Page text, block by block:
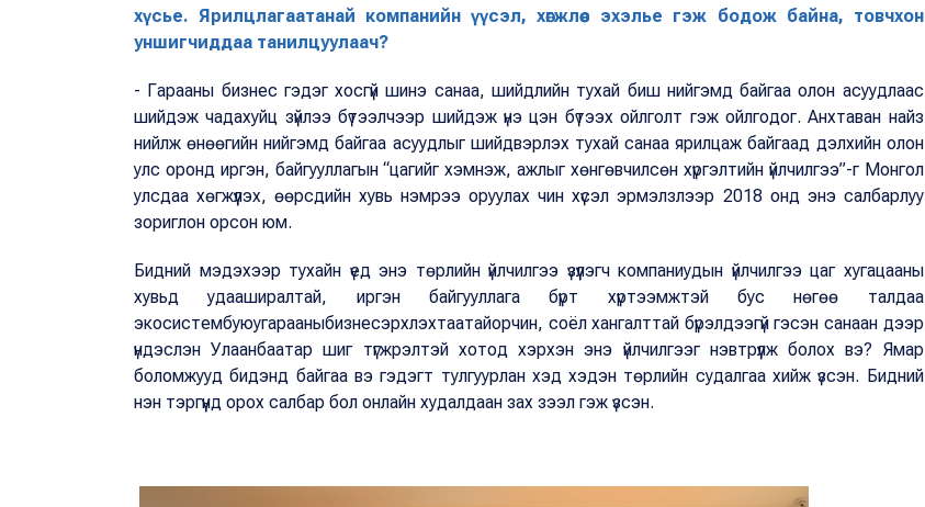
хүсье. Ярилцлагаатанай компанийн үүсэл, хөгжлөөс эхэлье гэж бодож байна, товчхон
уншигчиддаа танилцуулаач?
- Гарааны бизнес гэдэг хосгүй шинэ санаа, шийдлийн тухай биш нийгэмд байгаа олон асуудлаас
шийдэж чадахуйц зүйлээ бүтээлчээр шийдэж үнэ цэн бүтээх ойлголт гэж ойлгодог. Анхтаван найз
нийлж өнөөгийн нийгэмд байгаа асуудлыг шийдвэрлэх тухай санаа ярилцаж байгаад дэлхийн олон
улс оронд иргэн, байгууллагын “цагийг хэмнэж, ажлыг хөнгөвчилсөн хүргэлтийн үйлчилгээ”-г Монгол
улсдаа хөгжүүлэх, өөрсдийн хувь нэмрээ оруулах чин хүсэл эрмэлзлээр 2018 онд энэ салбарлуу
зориглон орсон юм.
Бидний мэдэхээр тухайн үед энэ төрлийн үйлчилгээ үзүүлэгч компаниудын үйлчилгээ цаг хугацааны
хувьд удааширалтай, иргэн байгууллага бүрт хүртээмжтэй бус нөгөө талдаа
экосистембуюугарааныбизнесэрхлэхтаатайорчин, соёл хангалттай бүрэлдээгүй гэсэн санаан дээр
үндэслэн Улаанбаатар шиг түгжрэлтэй хотод хэрхэн энэ үйлчилгээг нэвтрүүлж болох вэ? Ямар
боломжууд бидэнд байгаа вэ гэдэгт тулгуурлан хэд хэдэн төрлийн судалгаа хийж үзсэн. Бидний
нэн тэргүүнд орох салбар бол онлайн худалдаан зах зээл гэж үзсэн.